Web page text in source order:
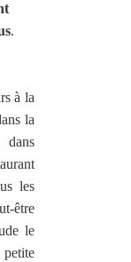
.
à la
la
les
être
le